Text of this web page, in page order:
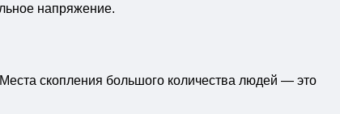
напряжение.
скопления большого количества людей — это